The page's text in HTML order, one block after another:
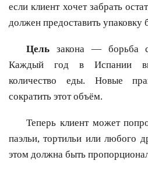
если клиент хочет забрать
должен предоставить упаковку
Цель закона — борьба
Каждый год в Испании
количество еды. Новые
сократить этот объём.
Теперь клиент может
паэльи, тортильи или любого
этом должна быть